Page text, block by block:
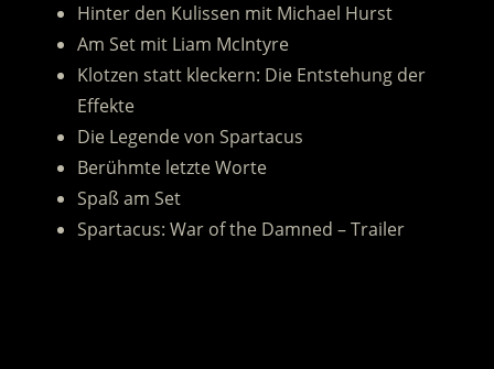
Hinter den Kulissen mit Michael Hurst
Am Set mit Liam McIntyre
Klotzen statt kleckern: Die Entstehung der
Effekte
Die Legende von Spartacus
Berühmte letzte Worte
Spaß am Set
Spartacus: War of the Damned – Trailer